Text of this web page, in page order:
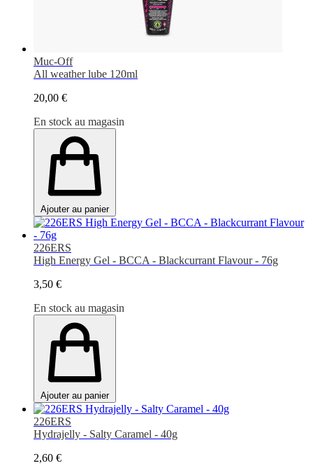
Muc-Off
All weather lube 120ml
20,00 €
En stock au magasin
Ajouter au panier
226ERS
High Energy Gel - BCCA - Blackcurrant Flavour - 76g
3,50 €
En stock au magasin
Ajouter au panier
226ERS
Hydrajelly - Salty Caramel - 40g
2,60 €